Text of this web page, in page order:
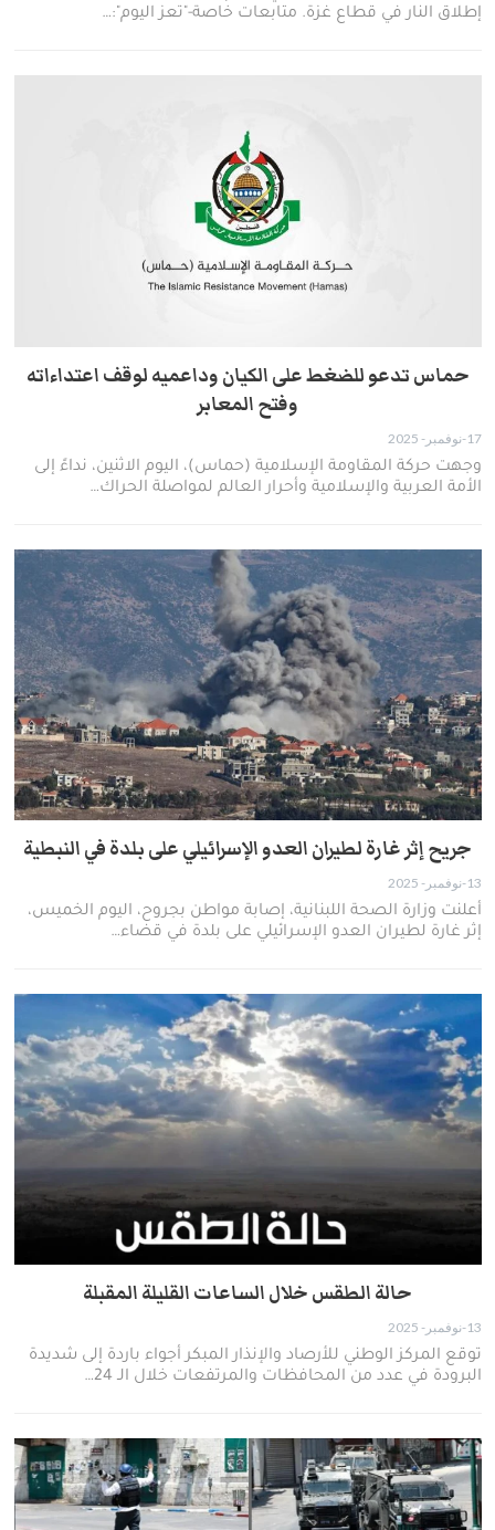
إطلاق النار في قطاع غزة. متابعات خاصة-"تعز اليوم":…
حماس تدعو للضغط على الكيان وداعميه لوقف اعتداءاته
وفتح المعابر
17-نوفمبر- 2025
وجهت حركة المقاومة الإسلامية (حماس)، اليوم الاثنين، نداءً إلى
الأمة العربية والإسلامية وأحرار العالم لمواصلة الحراك…
جريح إثر غارة لطيران العدو الإسرائيلي على بلدة في النبطية
13-نوفمبر- 2025
أعلنت وزارة الصحة اللبنانية، إصابة مواطن بجروح، اليوم الخميس،
إثر غارة لطيران العدو الإسرائيلي على بلدة في قضاء…
حالة الطقس خلال الساعات القليلة المقبلة
13-نوفمبر- 2025
توقع المركز الوطني للأرصاد والإنذار المبكر أجواء باردة إلى شديدة
البرودة في عدد من المحافظات والمرتفعات خلال الـ 24…